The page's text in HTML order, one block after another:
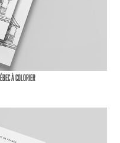
à colorier